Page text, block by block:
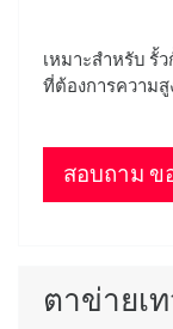
เหมาะสำหรับ รั้
ที่ต้องการความสู
สอบถาม ข
ตาข่ายเ